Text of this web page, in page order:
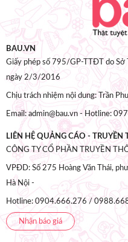
BAU.VN
Giấy phép số 795/GP-TTĐT do Sở
ngày 2/3/2016
Chịu trách nhiệm nội dung: Trần
Email: admin@bau.vn - Hotline:
LIÊN HỆ QUẢNG CÁO - TRUYỀN
CÔNG TY CỔ PHẦN TRUYỀN
VPĐD: Số 275 Hoàng Văn Thái,
Hà Nội -
Hotline: 0904.666.276 /
Nhận báo giá